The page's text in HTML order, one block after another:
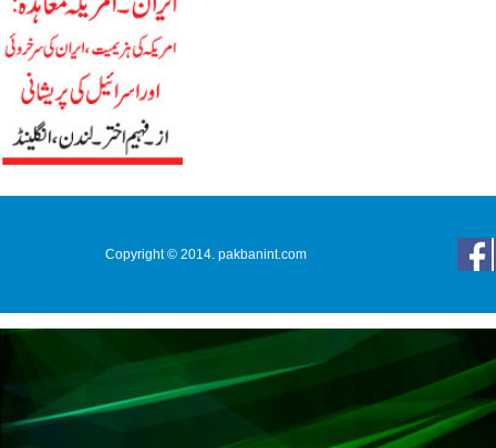
Copyright © 2014. pakbanint.com